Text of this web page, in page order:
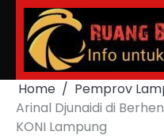
Skip
content
Home
Pemprov
Arinal Djunaidi di
KONI Lampung